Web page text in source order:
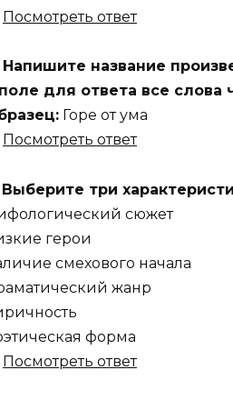
Посмотреть ответ
Напишите название
для ответа все слова
Горе от ума
Посмотреть ответ
Выберите три
сюжет
герои
смехового начала
жанр
форма
Посмотреть ответ